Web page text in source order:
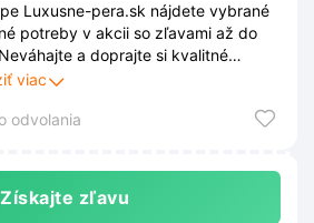
Luxusne-pera.sk nájdete vybrané
potreby v akcii so zľavami až do
a doprajte si kvalitné
pre vaše umelecké diela za skvelé
viac
odvolania
Získajte zľavu